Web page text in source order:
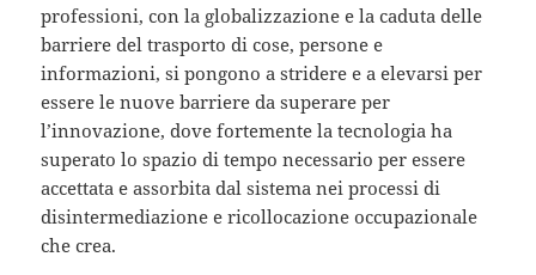
professioni, con la globalizzazione e la caduta delle
barriere del trasporto di cose, persone e
informazioni, si pongono a stridere e a elevarsi per
essere le nuove barriere da superare per
l’innovazione, dove fortemente la tecnologia ha
superato lo spazio di tempo necessario per essere
accettata e assorbita dal sistema nei processi di
disintermediazione e ricollocazione occupazionale
che crea.